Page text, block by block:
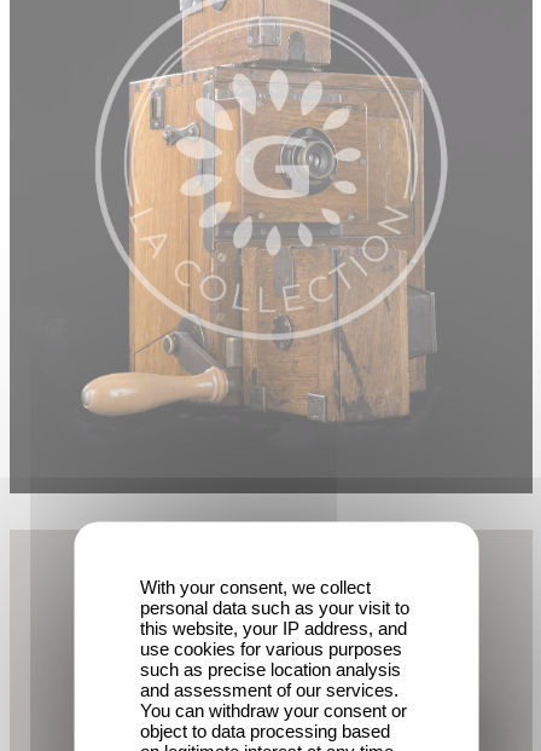
With your consent, we collect
personal data such as your visit to
this website, your IP address, and
use cookies for various purposes
such as precise location analysis
and assessment of our services.
You can withdraw your consent or
object to data processing based